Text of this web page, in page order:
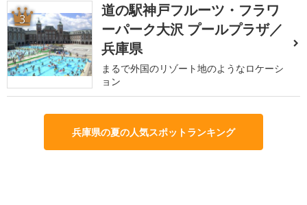
3
道の駅神戸フルーツ・フラワ
ーパーク大沢 プールプラザ／
兵庫県
まるで外国のリゾート地のようなロケーシ
ョン
兵庫県の夏の人気スポットランキング